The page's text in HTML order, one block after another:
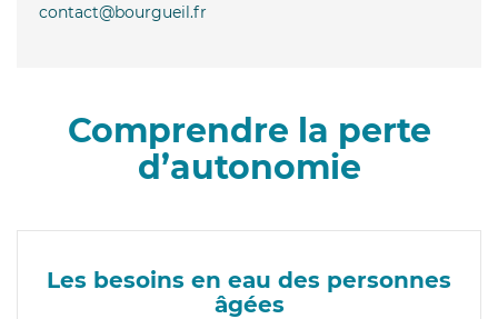
contact@bourgueil.fr
Comprendre la perte
d’autonomie
Les besoins en eau des personnes
âgées